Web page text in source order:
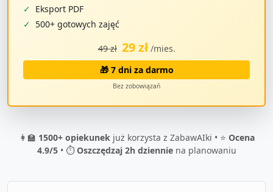
✓ Eksport PDF
✓ 500+ gotowych zajęć
49 zł 29 zł /mies.
🎁 7 dni za darmo
Bez zobowiązań
👩‍🏫 1500+ opiekunekjuż korzysta z ZabawAIki • ⭐ Ocena
4.9/5• ⏱️Oszczędzaj 2h dzienniena planowaniu